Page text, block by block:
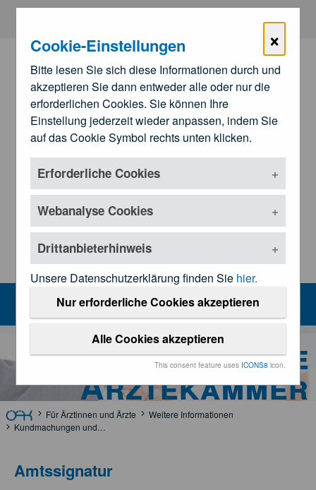
×
Cookie-Einstellungen
Bitte lesen Sie sich diese Informationen durch und
akzeptieren Sie dann entweder alle oder nur die
erforderlichen Cookies. Sie können Ihre
Einstellung jederzeit wieder anpassen, indem Sie
auf das Cookie Symbol rechts unten klicken.
Erforderliche Cookies
Webanalyse Cookies
Drittanbieterhinweis
Unsere Datenschutzerklärung finden Sie hier.
Nur erforderliche Cookies akzeptieren
Alle Cookies akzeptieren
This consent feature uses ICONS8 icon.
Zum Hauptinhalt springen
Zu den
Landesärztekammern
Kundmachungen und
MENU
Österreichische
Ärztekammer
Für Ärztinnen und Ärzte
Weitere Informationen
Kundmachungen und Rechtsgrundlagen
Amtssignatur